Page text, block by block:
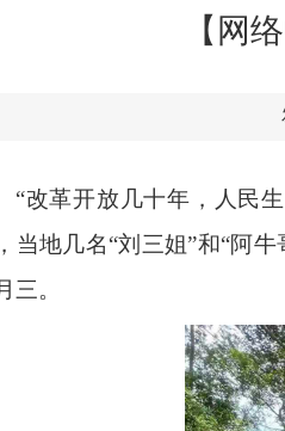
【网
“改革开放几十年，人民
当地几名“刘三姐”和“阿
三。